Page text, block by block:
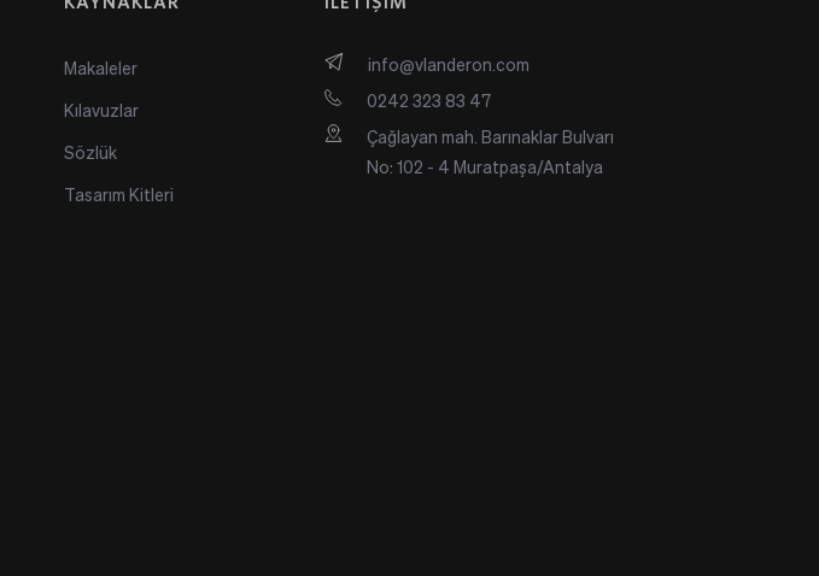
Makaleler
Kılavuzlar
Sözlük
Tasarım Kitleri
info@vlanderon.com
0242 323 83 47
Çağlayan mah. Barınaklar Bulvarı
No: 102 - 4 Muratpaşa/Antalya